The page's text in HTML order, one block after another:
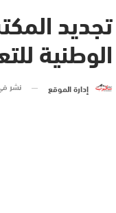
تجديد
الوطنية
إدارة الموقع نشر